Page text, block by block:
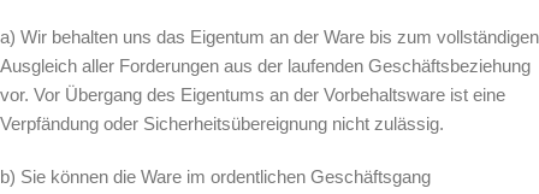
a) Wir behalten uns das Eigentum an der Ware bis zum vollständigen
Ausgleich aller Forderungen aus der laufenden Geschäftsbeziehung
vor. Vor Übergang des Eigentums an der Vorbehaltsware ist eine
Verpfändung oder Sicherheitsübereignung nicht zulässig.
b) Sie können die Ware im ordentlichen Geschäftsgang